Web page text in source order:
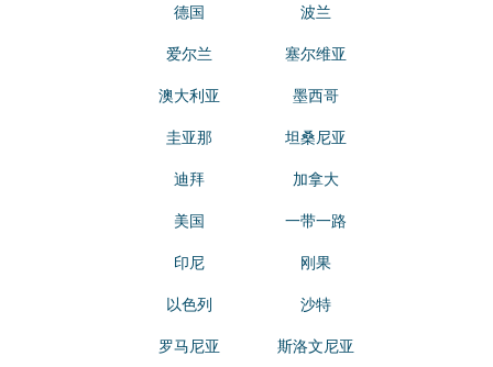
德国 波兰
爱尔兰 塞尔维亚
澳大利亚 墨西哥
圭亚那 坦桑尼亚
迪拜 加拿大
美国 一带一路
印尼 刚果
以色列 沙特
罗马尼亚 斯洛文尼亚